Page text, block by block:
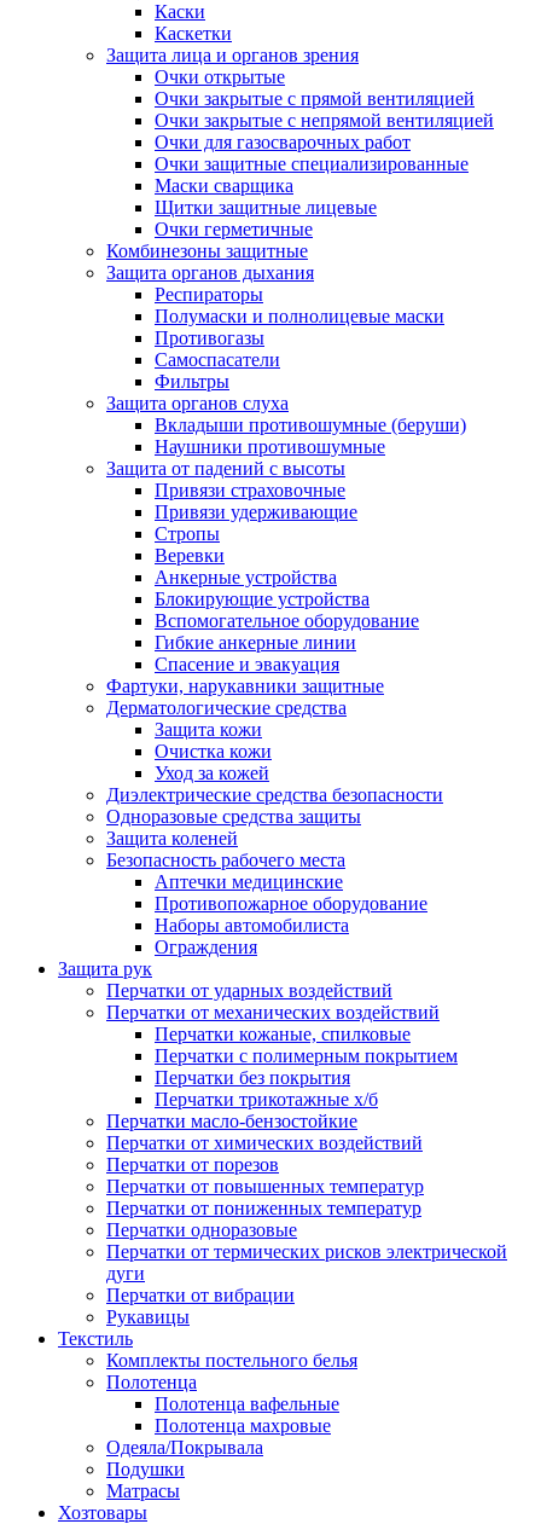
Каски
Каскетки
Защита лица и органов зрения
Очки открытые
Очки закрытые с прямой вентиляцией
Очки закрытые с непрямой вентиляцией
Очки для газосварочных работ
Очки защитные специализированные
Маски сварщика
Щитки защитные лицевые
Очки герметичные
Комбинезоны защитные
Защита органов дыхания
Респираторы
Полумаски и полнолицевые маски
Противогазы
Самоспасатели
Фильтры
Защита органов слуха
Вкладыши противошумные (беруши)
Наушники противошумные
Защита от падений с высоты
Привязи страховочные
Привязи удерживающие
Стропы
Веревки
Анкерные устройства
Блокирующие устройства
Вспомогательное оборудование
Гибкие анкерные линии
Спасение и эвакуация
Фартуки, нарукавники защитные
Дерматологические средства
Защита кожи
Очистка кожи
Уход за кожей
Диэлектрические средства безопасности
Одноразовые средства защиты
Защита коленей
Безопасность рабочего места
Аптечки медицинские
Противопожарное оборудование
Наборы автомобилиста
Ограждения
Защита рук
Перчатки от ударных воздействий
Перчатки от механических воздействий
Перчатки кожаные, спилковые
Перчатки с полимерным покрытием
Перчатки без покрытия
Перчатки трикотажные х/б
Перчатки масло-бензостойкие
Перчатки от химических воздействий
Перчатки от порезов
Перчатки от повышенных температур
Перчатки от пониженных температур
Перчатки одноразовые
Перчатки от термических рисков электрической
дуги
Перчатки от вибрации
Рукавицы
Текстиль
Комплекты постельного белья
Полотенца
Полотенца вафельные
Полотенца махровые
Одеяла/Покрывала
Подушки
Матрасы
Хозтовары